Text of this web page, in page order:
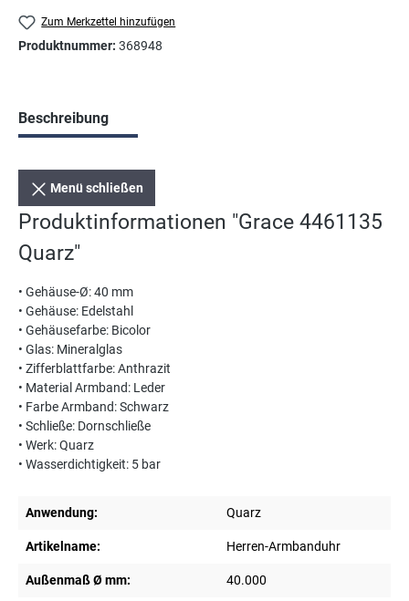
Zum Merkzettel hinzufügen
Produktnummer: 368948
Beschreibung
Menü schließen
Produktinformationen "Grace 4461135
Quarz"
• Gehäuse-Ø: 40 mm
• Gehäuse: Edelstahl
• Gehäusefarbe: Bicolor
• Glas: Mineralglas
• Zifferblattfarbe: Anthrazit
• Material Armband: Leder
• Farbe Armband: Schwarz
• Schließe: Dornschließe
• Werk: Quarz
• Wasserdichtigkeit: 5 bar
Anwendung: Quarz
Artikelname: Herren-Armbanduhr
Außenmaß Ø mm: 40.000